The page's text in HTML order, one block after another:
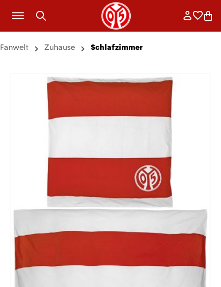
Zum Hauptinhalt springen
Fanwelt Zuhause Schlafzimmer